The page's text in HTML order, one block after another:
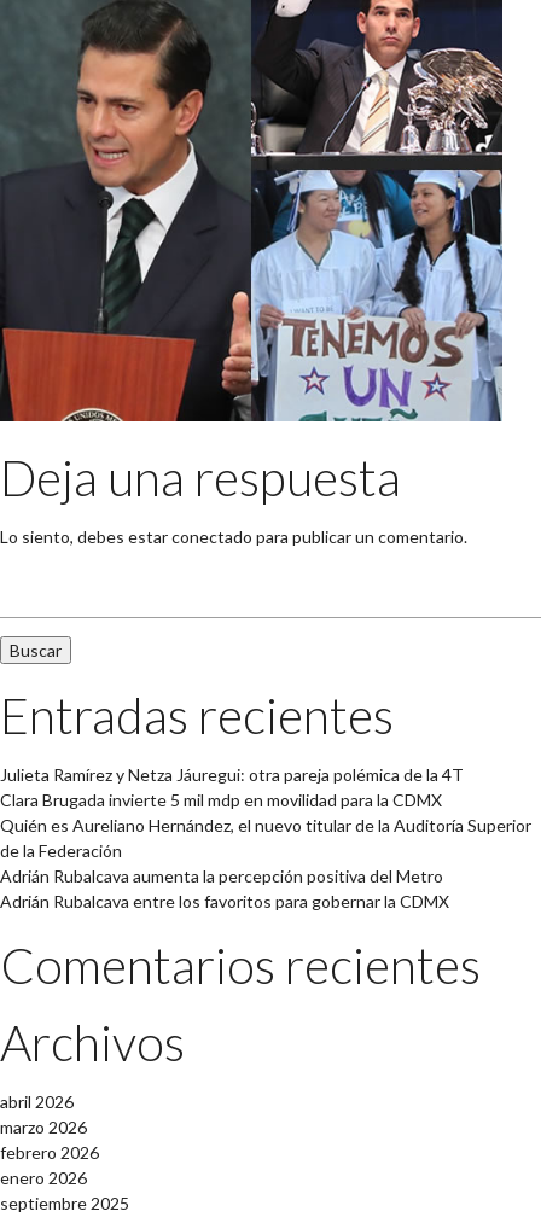
Deja una respuesta
Lo siento, debes estarconectado para publicar un comentario.
Entradas recientes
Julieta Ramírez y Netza Jáuregui: otra pareja polémica de la 4T
Clara Brugada invierte 5 mil mdp en movilidad para la CDMX
Quién es Aureliano Hernández, el nuevo titular de la Auditoría Superior
de la Federación
Adrián Rubalcava aumenta la percepción positiva del Metro
Adrián Rubalcava entre los favoritos para gobernar la CDMX
Comentarios recientes
Archivos
abril 2026
marzo 2026
febrero 2026
enero 2026
septiembre 2025